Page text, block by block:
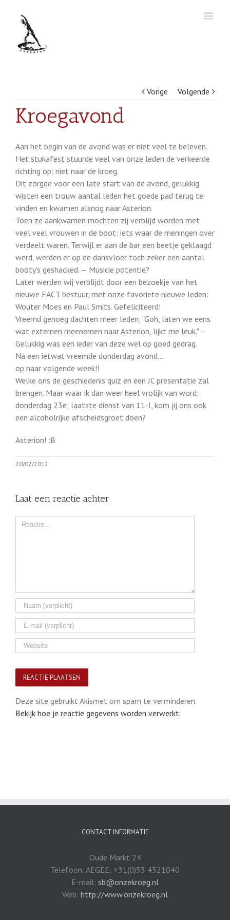
Vorige Volgende
Kroegavond
Aan het begin van de avond was er niet veel te beleven.
Het stukafest stuurde veel van onze leden de verkeerde
richting op: niet naar de kroeg.
Dit zorgde voor een late start van de avond, gelukkig
wisten een trouw aantal leden het goede pad terug te
vinden en kwamen alsnog naar Asterion.
Toen ze aankwamen mochten zij verblijd worden met
veel veel vrouwen in de boot: iets waar de meningen over
verdeelt waren. Terwijl er aan de bar een beetje geklaagd
werd, werden er op de dansvloer toch zeker een aantal
booty's geshacked. — Musicie potentie?
Later werden wij verblijdt door een bezoekje van het
nieuwe FACT bestuur, met onze favoriete nieuwe leden:
Wouter Moes en Paul Smits. Gefeliciteerd!
Vreemd genoeg dachten meer leden; "Goh, laten we eens
wat externen meenemen naar Asterion, lijkt me leuk." –
Gelukkig was een ieder van deze wel op goed gedrag.
Na een ietwat vreemde donderdag avond…
op naar volgende week!!
Welke ons de geschiedenis quiz en een JC presentatie zal
brengen. Maar waar ik dan weer heel vrolijk van word;
donderdag 23e; laatste dienst van 11-I, kom jij ons ook
een alcoholrijke afscheidsgroet doen?
Asterion! :B
20/02/2012
Laat een reactie achter
Comment
Deze site gebruikt Akismet om spam te verminderen.
Bekijk hoe je reactie gegevens worden verwerkt.
CONTACT INFORMATIE
Oude Markt 24
Telefoon: AEGEE: +31(0)53 4321040
E-mail: sb@onzekroeg.nl
Web: http://www.onzekroeg.nl